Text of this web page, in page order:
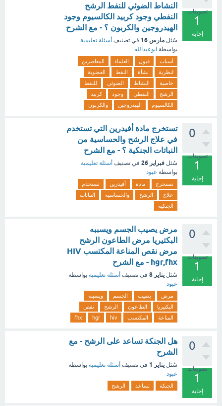
تصويتات
1
إجابة
النشاط الضوئي للنفط الرشح
النفطي وجود كربيد الكالسيوم وجود
الهيدروجين والكربون ؟ - مع الشرح
سُئل مارس 16 في تصنيف أسئلة تعليمية
بواسطة ابوعبدالله
أسباب قبول العلماء
المعاصرين
لنظرية
نشأة النفط
العضوية
خاصية
النشاط الضوئي
للنفط
الرشح
النفطي وجود
كربيد
الكالسيوم
الهيدروجين والكربون
0
تصويتات
1
إجابة
تستخرج مادة أفيدرين التي تستخدم
في علاج الرشح والحساسية من
النباتات الجنكية ؟ - مع الشرح
سُئل فبراير 26 في تصنيف أسئلة تعليمية
بواسطة عبود
تستخرج مادة أفيدرين
تستخدم
علاج
الرشح والحساسية
النباتات
الجنكية
0
تصويتات
1
إجابة
مرض يصيب الجسم ويسببه
البكتيريا مرض الطاعون الرشح
مرض نقص المناعة المكتسب HIV
hgr,fhx - مع الشرح
سُئل يناير 8 في تصنيف أسئلة تعليمية بواسطة
عبود
مرض يصيب الجسم
ويسببه
البكتيريا
الطاعون الرشح
نقص
المناعة
المكتسب hiv
hgr
fhx
0
تصويتات
1
إجابة
هل الجنكة تساعد على الرشح - مع
الشرح
سُئل يناير 1 في تصنيف أسئلة تعليمية بواسطة
عبود
الجنكة تساعد الرشح